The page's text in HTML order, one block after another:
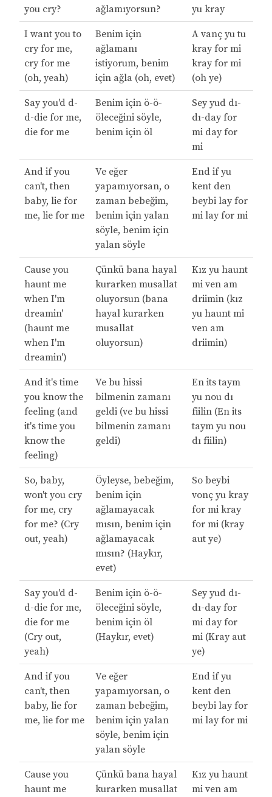
you cry?
ağlamıyorsun?
yu kray
I want you to
cry for me,
cry for me
(oh, yeah)
Benim için
ağlamanı
istiyorum, benim
için ağla (oh, evet)
A vanç yu tu
kray for mi
kray for mi
(oh ye)
Say you'd d-
d-die for me,
die for me
Benim için ö-ö-
öleceğini söyle,
benim için öl
Sey yud dı-
dı-day for
mi day for
mi
And if you
can't, then
baby, lie for
me, lie for me
Ve eğer
yapamıyorsan, o
zaman bebeğim,
benim için yalan
söyle, benim için
yalan söyle
End if yu
kent den
beybi lay for
mi lay for mi
Cause you
haunt me
when I'm
dreamin'
(haunt me
when I'm
dreamin')
Çünkü bana hayal
kurarken musallat
oluyorsun (bana
hayal kurarken
musallat
oluyorsun)
Kız yu haunt
mi ven am
driimin (kız
yu haunt mi
ven am
driimin)
And it's time
you know the
feeling (and
it's time you
know the
feeling)
Ve bu hissi
bilmenin zamanı
geldi (ve bu hissi
bilmenin zamanı
geldi)
En its taym
yu nou dı
fiilin (En its
taym yu nou
dı fiilin)
So, baby,
won't you cry
for me, cry
for me? (Cry
out, yeah)
Öyleyse, bebeğim,
benim için
ağlamayacak
mısın, benim için
ağlamayacak
mısın? (Haykır,
evet)
So beybi
vonç yu kray
for mi kray
for mi (kray
aut ye)
Say you'd d-
d-die for me,
die for me
(Cry out,
yeah)
Benim için ö-ö-
öleceğini söyle,
benim için öl
(Haykır, evet)
Sey yud dı-
dı-day for
mi day for
mi (Kray aut
ye)
And if you
can't, then
baby, lie for
me, lie for me
Ve eğer
yapamıyorsan, o
zaman bebeğim,
benim için yalan
söyle, benim için
yalan söyle
End if yu
kent den
beybi lay for
mi lay for mi
Cause you
haunt me
Çünkü bana hayal
kurarken musallat
Kız yu haunt
mi ven am